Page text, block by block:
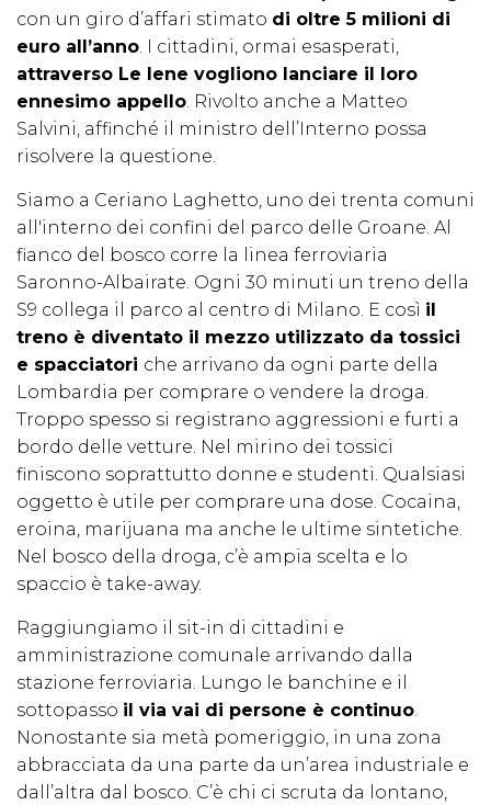
con un giro d’affari stimato di oltre 5 milioni di
euro all’anno. I cittadini, ormai esasperati,
attraverso Le Iene vogliono lanciare il loro
ennesimo appello. Rivolto anche a Matteo
Salvini, affinché il ministro dell’Interno possa
risolvere la questione.
Siamo a Ceriano Laghetto, uno dei trenta comuni
all'interno dei confini del parco delle Groane. Al
fianco del bosco corre la linea ferroviaria
Saronno-Albairate. Ogni 30 minuti un treno della
S9 collega il parco al centro di Milano. E così il
treno è diventato il mezzo utilizzato da tossici
e spacciatori che arrivano da ogni parte della
Lombardia per comprare o vendere la droga.
Troppo spesso si registrano aggressioni e furti a
bordo delle vetture. Nel mirino dei tossici
finiscono soprattutto donne e studenti. Qualsiasi
oggetto è utile per comprare una dose. Cocaina,
eroina, marijuana ma anche le ultime sintetiche.
Nel bosco della droga, c’è ampia scelta e lo
spaccio è take-away.
Raggiungiamo il sit-in di cittadini e
amministrazione comunale arrivando dalla
stazione ferroviaria. Lungo le banchine e il
sottopasso il via vai di persone è continuo.
Nonostante sia metà pomeriggio, in una zona
abbracciata da una parte da un’area industriale e
dall’altra dal bosco. C’è chi ci scruta da lontano,